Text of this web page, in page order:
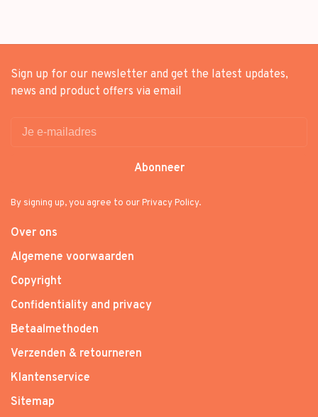
Sign up for our newsletter and get the latest updates,
news and product offers via email
Abonneer
By signing up, you agree to our Privacy Policy.
Over ons
Algemene voorwaarden
Copyright
Confidentiality and privacy
Betaalmethoden
Verzenden & retourneren
Klantenservice
Sitemap